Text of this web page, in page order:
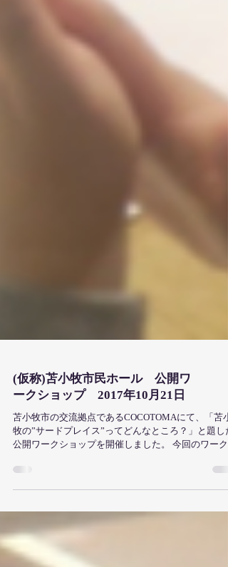
(仮称)苫小牧市民ホール 公開ワ
ークショップ 2017年10月21日
苫小牧市の交流拠点であるCOCOTOMAにて、「苫小
牧の”サードプレイス”ってどんなところ？」と題し
ョップの目的は、市民の皆様に”サードプレイス”と
う概念への理解を深めてもらうとともに、新しい市
ホールで何をしたいか、そ...